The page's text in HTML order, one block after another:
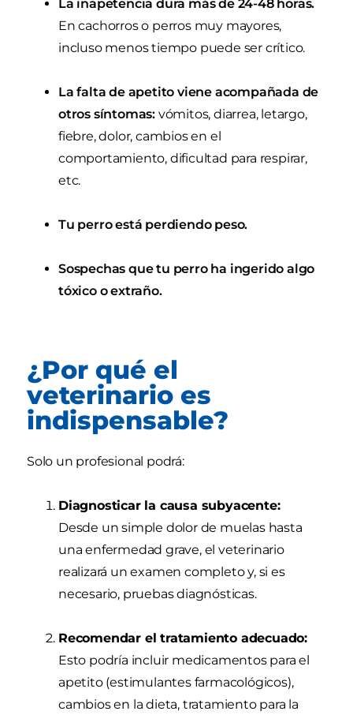
La inapetencia dura más de 24-48 horas.
En cachorros o perros muy mayores,
incluso menos tiempo puede ser crítico.
La falta de apetito viene acompañada de
otros síntomas: vómitos, diarrea, letargo,
fiebre, dolor, cambios en el
comportamiento, dificultad para respirar,
etc.
Tu perro está perdiendo peso.
Sospechas que tu perro ha ingerido algo
tóxico o extraño.
¿Por qué el
veterinario es
indispensable?
Solo un profesional podrá:
Diagnosticar la causa subyacente:
Desde un simple dolor de muelas hasta
una enfermedad grave, el veterinario
realizará un examen completo y, si es
necesario, pruebas diagnósticas.
Recomendar el tratamiento adecuado:
Esto podría incluir medicamentos para el
apetito (estimulantes farmacológicos),
cambios en la dieta, tratamiento para la